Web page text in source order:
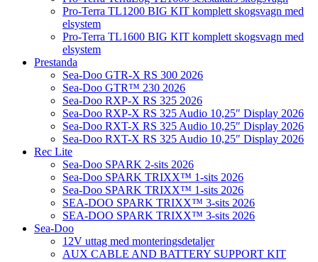
Pro-Terra TL1200 BIG KIT komplett skogsvagn med
elsystem
Pro-Terra TL1600 BIG KIT komplett skogsvagn med
elsystem
Prestanda
Sea-Doo GTR-X RS 300 2026
Sea-Doo GTR™ 230 2026
Sea-Doo RXP-X RS 325 2026
Sea-Doo RXP-X RS 325 Audio 10,25″ Display 2026
Sea-Doo RXT-X RS 325 Audio 10,25″ Display 2026
Sea-Doo RXT-X RS 325 Audio 10,25″ Display 2026
Rec Lite
Sea-Doo SPARK 2-sits 2026
Sea-Doo SPARK TRIXX™ 1-sits 2026
Sea-Doo SPARK TRIXX™ 1-sits 2026
SEA-DOO SPARK TRIXX™ 3-sits 2026
SEA-DOO SPARK TRIXX™ 3-sits 2026
Sea-Doo
12V uttag med monteringsdetaljer
AUX CABLE AND BATTERY SUPPORT KIT